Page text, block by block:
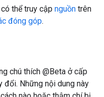
thể truy cập nguồn trên
đóng góp.
chú thích @Beta ở cấp
đổi. Những nội dung này